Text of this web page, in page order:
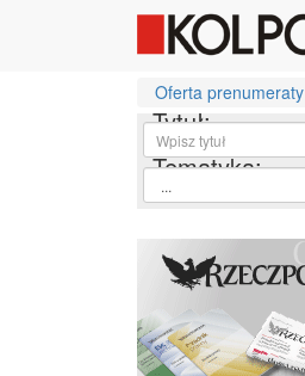
Oferta prenumeraty
Tytuł:
Tematyka: